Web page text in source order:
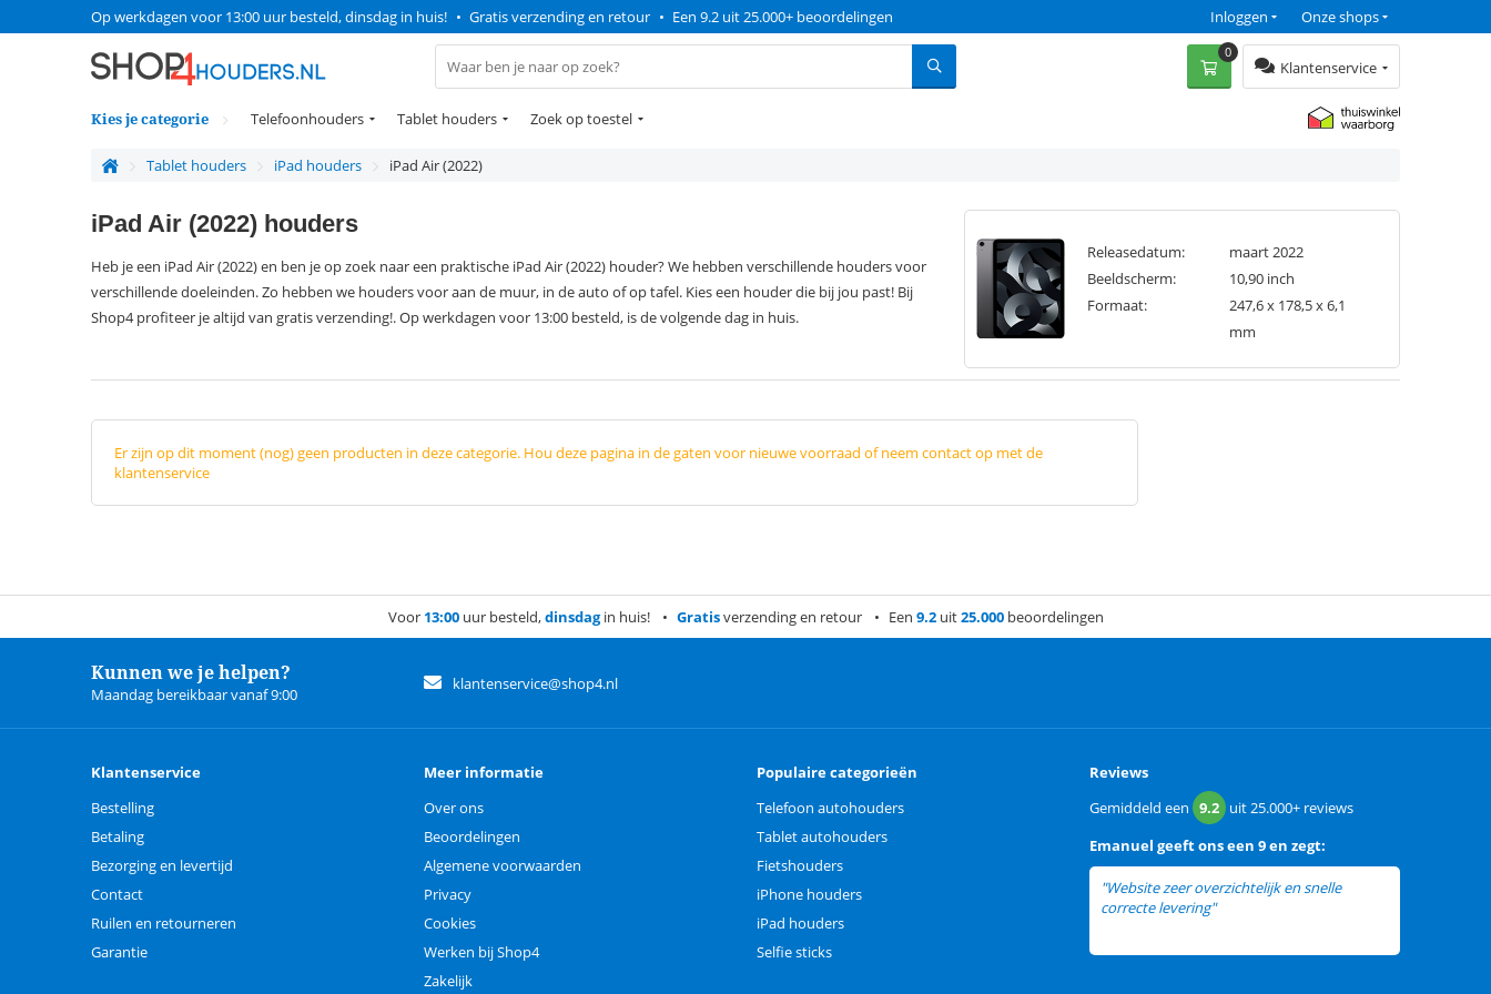
Op werkdagen voor 13:00 uur besteld, dinsdag in huis! • Gratis verzending en retour • Een 9.2 uit 25.000+ beoordelingen Onze shops
Inloggen
Klantenservice
0
Kies je categorie Telefoonhouders Tablet houders Zoek op toestel
Tablet houders iPad houders iPad Air (2022)
iPad Air (2022) houders
Heb je een iPad Air (2022) en ben je op zoek naar een praktische iPad Air (2022) houder? We hebben verschillende houders voor
verschillende doeleinden. Zo hebben we houders voor aan de muur, in de auto of op tafel. Kies een houder die bij jou past! Bij
Shop4 profiteer je altijd van gratis verzending!. Op werkdagen voor 13:00 besteld, is de volgende dag in huis.
Releasedatum:
maart 2022
Beeldscherm:
10,90 inch
Formaat:
247,6 x 178,5 x 6,1
mm
Er zijn op dit moment (nog) geen producten in deze categorie. Hou deze pagina in de gaten voor nieuwe voorraad of neem contact op met de
klantenservice
Voor 13:00uur besteld,dinsdagin huis! Gratisverzending en retour Een 9.2uit25.000beoordelingen
Kunnen we je helpen?
Maandag bereikbaar vanaf 9:00
klantenservice@shop4.nl
Klantenservice
Bestelling
Betaling
Bezorging en levertijd
Contact
Ruilen en retourneren
Garantie
Meer informatie
Over ons
Beoordelingen
Algemene voorwaarden
Privacy
Cookies
Werken bij Shop4
Zakelijk
Populaire categorieën
Telefoon autohouders
Tablet autohouders
Fietshouders
iPhone houders
iPad houders
Selfie sticks
Reviews
Gemiddeld een 9.2 uit25.000+ reviews
Emanuel geeft ons een 9 en zegt:
"Website zeer overzichtelijk en snelle
correcte levering"